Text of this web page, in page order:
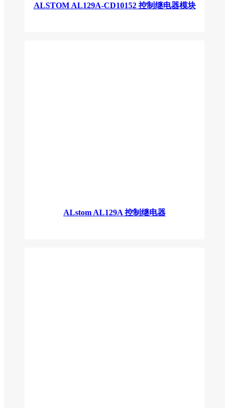
ALSTOM AL129A-CD10152 控制继电器模块
ALstom AL129A 控制继电器